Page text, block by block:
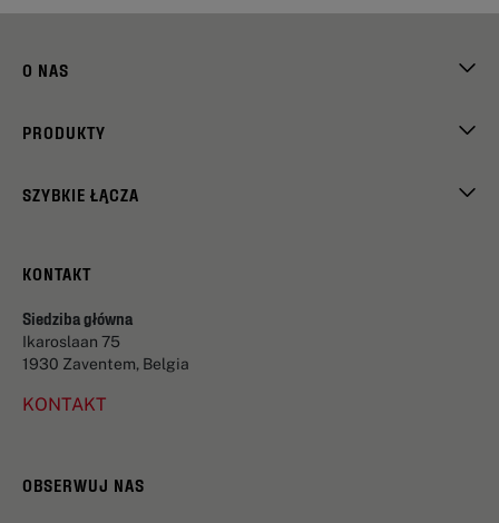
O NAS
PRODUKTY
SZYBKIE ŁĄCZA
KONTAKT
Siedziba główna
Ikaroslaan 75
1930 Zaventem, Belgia
KONTAKT
OBSERWUJ NAS